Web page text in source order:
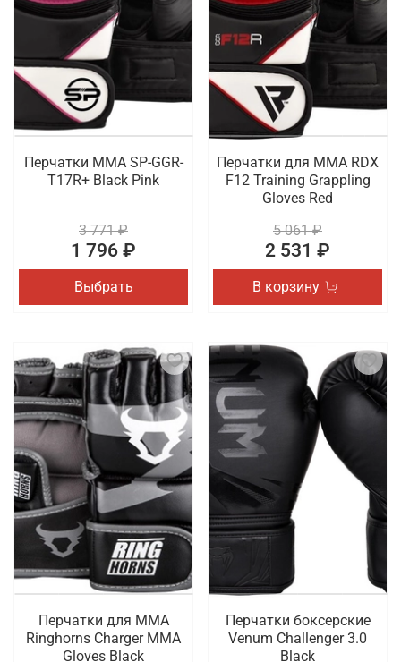
Перчатки MMA SP-GGR-
T17R+ Black Pink
3 771 ₽
1 796 ₽
Выбрать
Перчатки для MMA RDX
F12 Training Grappling
Gloves Red
5 061 ₽
2 531 ₽
В корзину
Перчатки для ММА
Ringhorns Charger MMA
Gloves Black
Перчатки боксерские
Venum Challenger 3.0
Black